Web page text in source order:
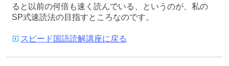
ると以前の何倍も速く読んでいる、というのが、私の
SP式速読法の目指すところなのです。
スピード国語読解講座に戻る